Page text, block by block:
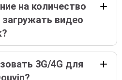
на количество
загружать видео
3G/4G для